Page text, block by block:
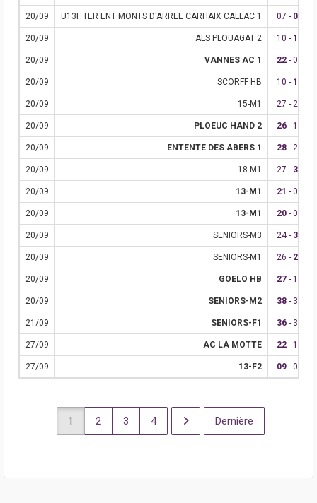
20/09 U13F TER ENT MONTS D'ARREE CARHAIX CALLAC 1 07 - 08
20/09 ALS PLOUAGAT 2 10 - 19
20/09 VANNES AC 1 22 - 05
20/09 SCORFF HB 10 - 13
20/09 15-M1 27 - 27
20/09 PLOEUC HAND 2 26 - 15
20/09 ENTENTE DES ABERS 1 28 - 27
20/09 18-M1 27 - 34
20/09 13-M1 21 - 02
20/09 13-M1 20 - 03
20/09 SENIORS-M3 24 - 30
20/09 SENIORS-M1 26 - 29
20/09 GOELO HB 27 - 17
20/09 SENIORS-M2 38 - 34
21/09 SENIORS-F1 36 - 30
27/09 AC LA MOTTE 22 - 18
27/09 13-F2 09 - 07
1 2 3 4 Dernière